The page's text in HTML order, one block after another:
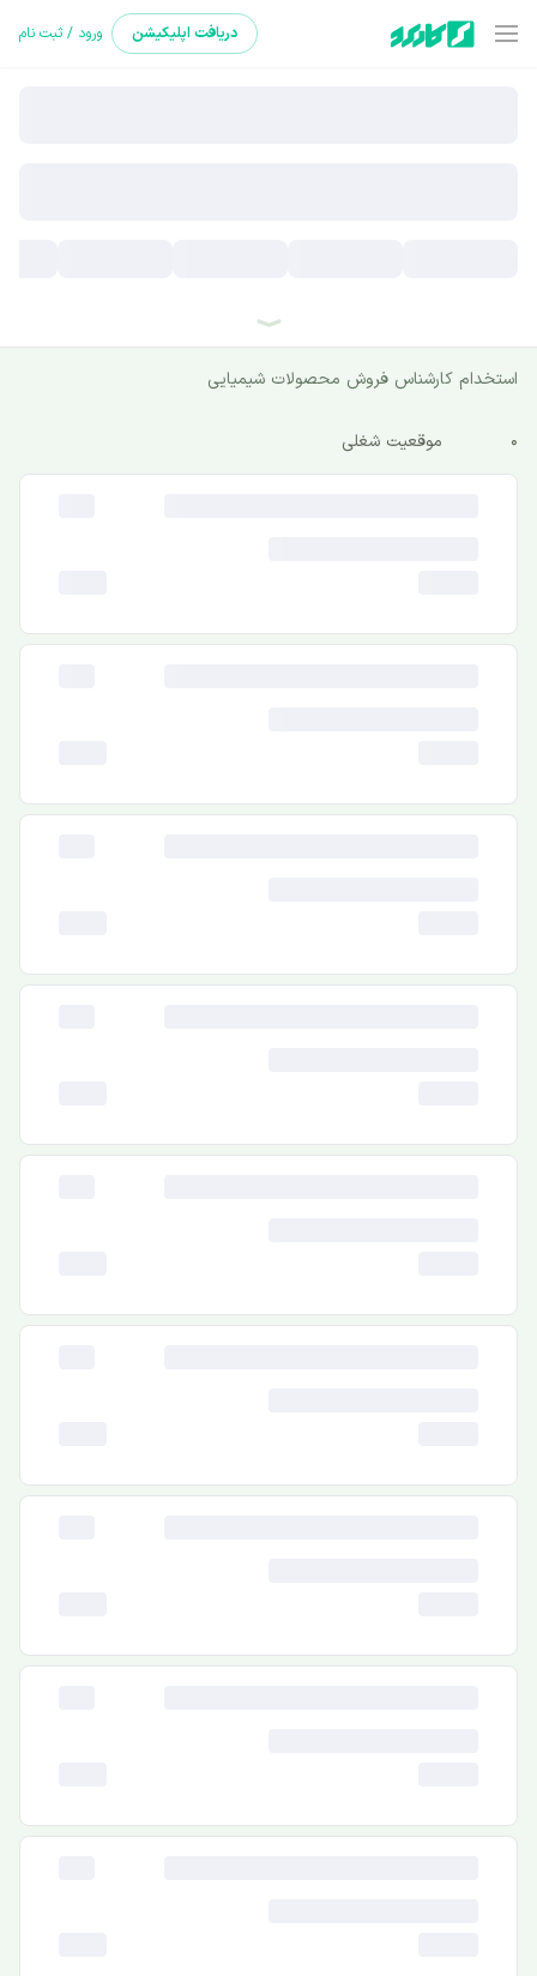
دریافت اپلیکیشن ورود / ثبت نام
استخدام کارشناس فروش محصولات شیمیایی
0 موقعیت شغلی